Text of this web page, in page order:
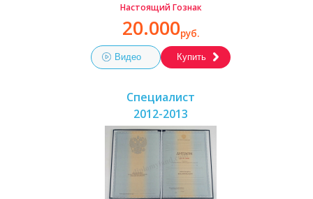
Настоящий Гознак
20.000руб.
Видео Купить
Специалист
2012-2013